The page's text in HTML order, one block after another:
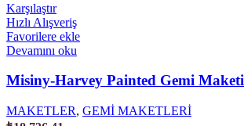
Karşılaştır
Hızlı Alışveriş
Favorilere ekle
Devamını oku
Misiny-Harvey Painted Gemi Maketi
MAKETLER, GEMİ MAKETLERİ